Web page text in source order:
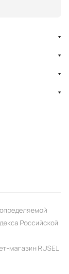
Российской
магазин RUSEL